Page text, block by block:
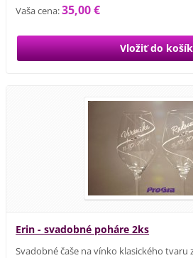
Vaša cena:35,00 €
Erin - svadobné poháre 2ks
Svadobné čaše na vínko klasického